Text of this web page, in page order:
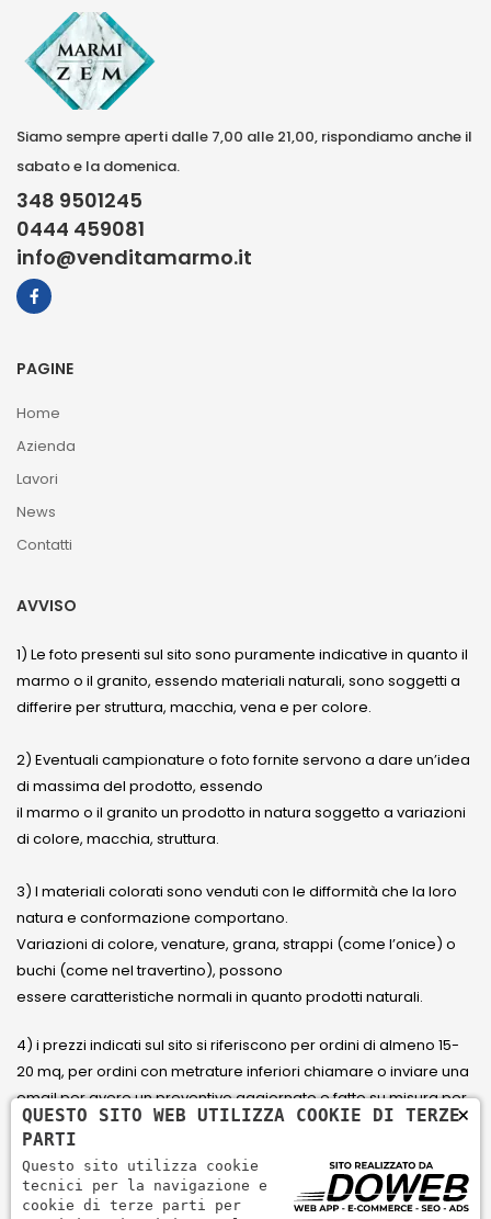
Siamo sempre aperti dalle 7,00 alle 21,00, rispondiamo anche il
sabato e la domenica.
348 9501245
0444 459081
info@venditamarmo.it
PAGINE
Home
Azienda
Lavori
News
Contatti
AVVISO
1) Le foto presenti sul sito sono puramente indicative in quanto il
marmo o il granito, essendo materiali naturali, sono soggetti a
differire per struttura, macchia, vena e per colore.
2) Eventuali campionature o foto fornite servono a dare un’idea
di massima del prodotto, essendo
il marmo o il granito un prodotto in natura soggetto a variazioni
di colore, macchia, struttura.
3) I materiali colorati sono venduti con le difformità che la loro
natura e conformazione comportano.
Variazioni di colore, venature, grana, strappi (come l’onice) o
buchi (come nel travertino), possono
essere caratteristiche normali in quanto prodotti naturali.
4) i prezzi indicati sul sito si riferiscono per ordini di almeno 15-
20 mq, per ordini con metrature inferiori chiamare o inviare una
email per avere un preventivo aggiornato e fatto su misura per
il cliente.
5) Paga con Carta di credito Visa, Visa Electron, Maestro,
Mastercard tramite il circuito PayPal. PayPal serve per pagare,
×
QUESTO SITO WEB UTILIZZA COOKIE DI TERZE
PARTI
Questo sito utilizza cookie
tecnici per la navigazione e
cookie di terze parti per